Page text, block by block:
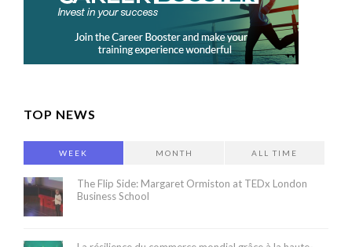
TOP NEWS
WEEK MONTH ALL TIME
The Flip Side: Margaret Ormiston at TEDx London
Business School